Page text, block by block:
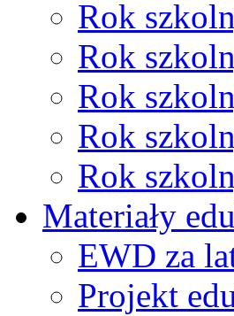
Rok
Rok
Rok
Rok
Rok
Materiały
EWD za
Projekt